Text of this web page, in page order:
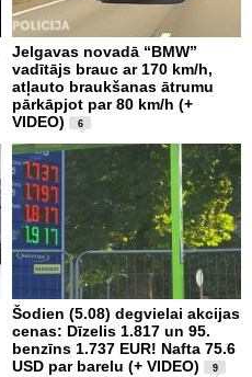
Jelgavas novadā “BMW”
vadītājs brauc ar 170 km/h,
atļauto braukšanas ātrumu
pārkāpjot par 80 km/h (+
VIDEO)
6
Šodien (5.08) degvielai akcijas
cenas: Dīzelis 1.817 un 95.
benzīns 1.737 EUR! Nafta 75.6
USD par barelu (+ VIDEO)
9